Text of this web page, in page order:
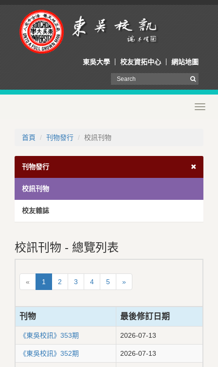
東吳大學 校友資拓中心 網站地圖
首頁 刊物發行 校訊刊物
刊物發行
校訊刊物
校友雜誌
校訊刊物 - 總覽列表
« 1 2 3 4 5 »
刊物 最後修訂日期
《東吳校訊》353期 2026-07-13
《東吳校訊》352期 2026-07-13